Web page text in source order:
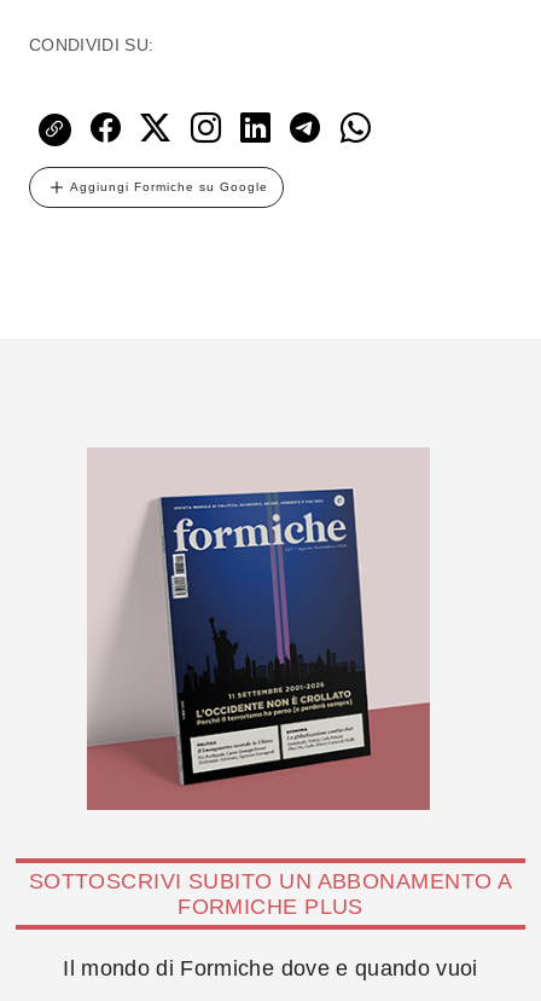
CONDIVIDI SU:
Aggiungi Formiche su Google
SOTTOSCRIVI SUBITO UN ABBONAMENTO A
FORMICHE PLUS
Il mondo di Formiche dove e quando vuoi